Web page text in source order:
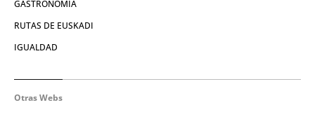
GASTRONOMÍA
RUTAS DE EUSKADI
IGUALDAD
Otras Webs